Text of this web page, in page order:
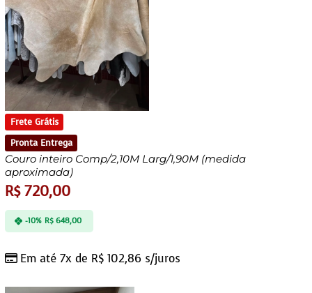
Frete Grátis
Pronta Entrega
Couro inteiro Comp/2,10M Larg/1,90M (medida
aproximada)
R$720,00
Em até 7x de R$ 102,86 s/juros
-10% R$648,00